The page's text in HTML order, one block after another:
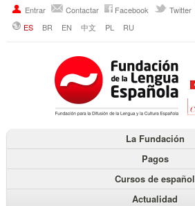
Entrar Contactar Facebook Twitter
ES
BR EN 中文 PL RU
La Fundación
Pagos
Cursos de español
Actualidad